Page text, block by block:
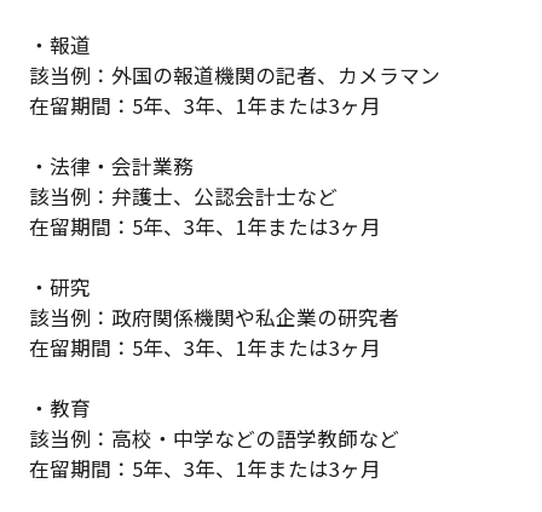
・報道
該当例：外国の報道機関の記者、カメラマン
在留期間：5年、3年、1年または3ヶ月
・法律・会計業務
該当例：弁護士、公認会計士など
在留期間：5年、3年、1年または3ヶ月
・研究
該当例：政府関係機関や私企業の研究者
在留期間：5年、3年、1年または3ヶ月
・教育
該当例：高校・中学などの語学教師など
在留期間：5年、3年、1年または3ヶ月